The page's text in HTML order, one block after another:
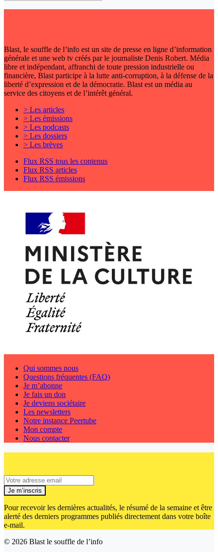
Blast, le souffle de l’info est un site de presse en ligne d’information
générale et une web tv créés par le journaliste Denis Robert. Média
libre et indépendant, affranchi de toute pression industrielle ou
financière, Blast participe à la lutte anti-corruption, à la défense de la
liberté d’expression et de la démocratie. Blast est un média au
service des citoyens et de l’intérêt général.
> Les articles
> Les émissions
> Les podcasts
> Les dossiers
> Les brèves
Flux RSS tous les contenus
Flux RSS articles
Flux RSS émissions
Qui sommes nous
Questions fréquentes (FAQ)
Je m’abonne
Je fais un don
Je deviens sociétaire
Les newsletters
Notre instance Peertube
Mon compte
Nous contacter
Je m’inscris
Pour recevoir les dernières actualités, le résumé de la semaine et être
alerté des derniers programmes publiés directement dans votre boîte
e-mail.
© 2026 Blast le souffle de l’info